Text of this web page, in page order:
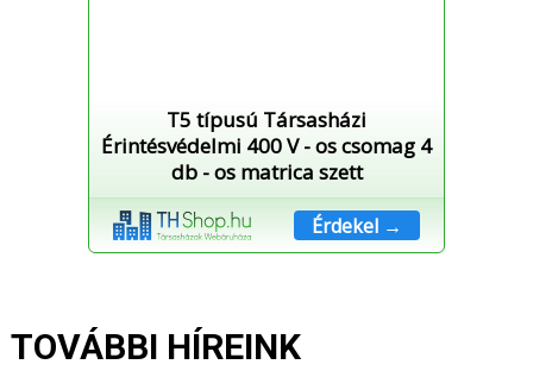
T5 típusú Társasházi
Érintésvédelmi 400 V - os csomag 4
db - os matrica szett
Érdekel →
TOVÁBBI HÍREINK